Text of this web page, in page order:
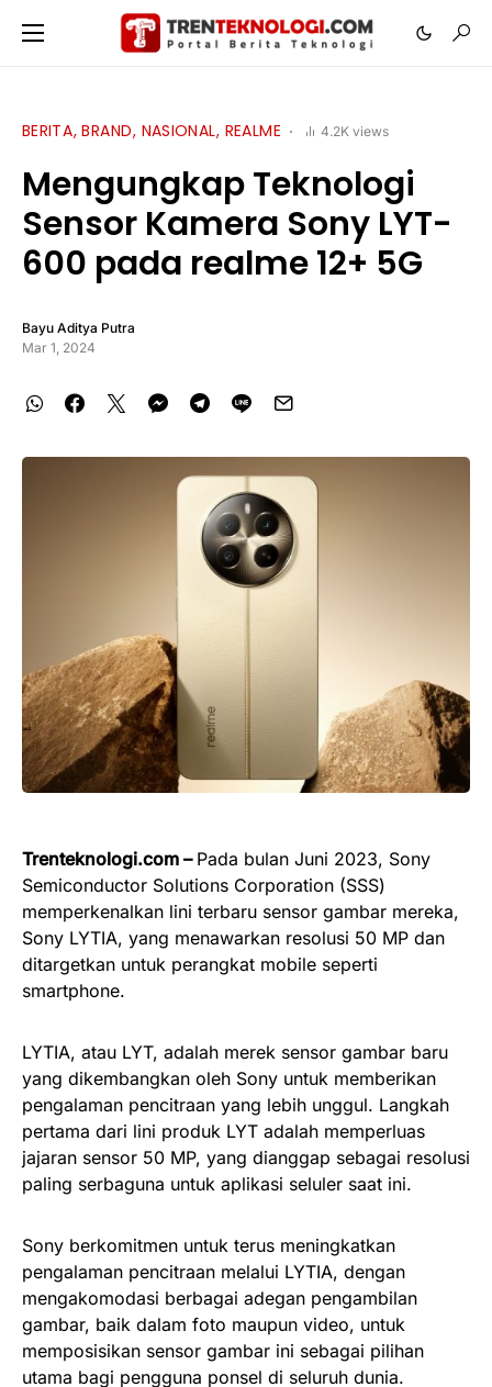
BERITA BRAND NASIONAL REALME 4.2K views
Mengungkap Teknologi
Sensor Kamera Sony LYT-
600 pada realme 12+ 5G
Bayu Aditya Putra
Mar 1, 2024
Trenteknologi.com – Pada bulan Juni 2023, Sony
Semiconductor Solutions Corporation (SSS)
memperkenalkan lini terbaru sensor gambar mereka,
Sony LYTIA, yang menawarkan resolusi 50 MP dan
ditargetkan untuk perangkat mobile seperti
smartphone.
LYTIA, atau LYT, adalah merek sensor gambar baru
yang dikembangkan oleh Sony untuk memberikan
pengalaman pencitraan yang lebih unggul. Langkah
pertama dari lini produk LYT adalah memperluas
jajaran sensor 50 MP, yang dianggap sebagai resolusi
paling serbaguna untuk aplikasi seluler saat ini.
Sony berkomitmen untuk terus meningkatkan
pengalaman pencitraan melalui LYTIA, dengan
mengakomodasi berbagai adegan pengambilan
gambar, baik dalam foto maupun video, untuk
memposisikan sensor gambar ini sebagai pilihan
utama bagi pengguna ponsel di seluruh dunia.